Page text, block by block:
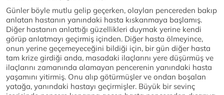
Günler böyle mutlu gelip geçerken, olayları pencereden bakıp
anlatan hastanın yanındaki hasta kıskanmaya başlamış.
Diğer hastanın anlattığı güzellikleri duymak yerine kendi
görüp anlatmayı geçirmiş içinden. Diğer hasta ölmeyince,
onun yerine geçemeyeceğini bildiği için, bir gün diğer hasta
tam krize girdiği anda, masadaki ilaçlarını yere düşürmüş ve
ilaçlarını zamanında alamayan pencerenin yanındaki hasta
yaşamını yitirmiş. Onu alıp götürmüşler ve ondan boşalan
yatağa, yanındaki hastayı geçirmişler. Büyük bir sevinç